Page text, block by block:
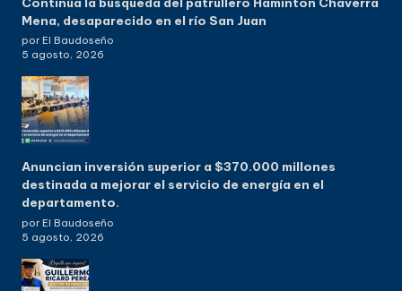
Mena, desaparecido en el río San Juan
por El Baudoseño
5 agosto, 2026
Anuncian inversión superior a $370.000 millones
destinada a mejorar el servicio de energía en el
departamento.
por El Baudoseño
5 agosto, 2026